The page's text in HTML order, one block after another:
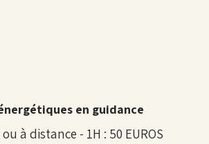
en guidance
à distance - 1H : 50 EUROS